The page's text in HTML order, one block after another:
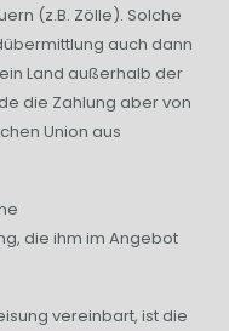
(z.B. Zölle). Solche
auch dann
Land außerhalb der
die Zahlung aber von
Union aus
die ihm im Angebot
vereinbart, ist die